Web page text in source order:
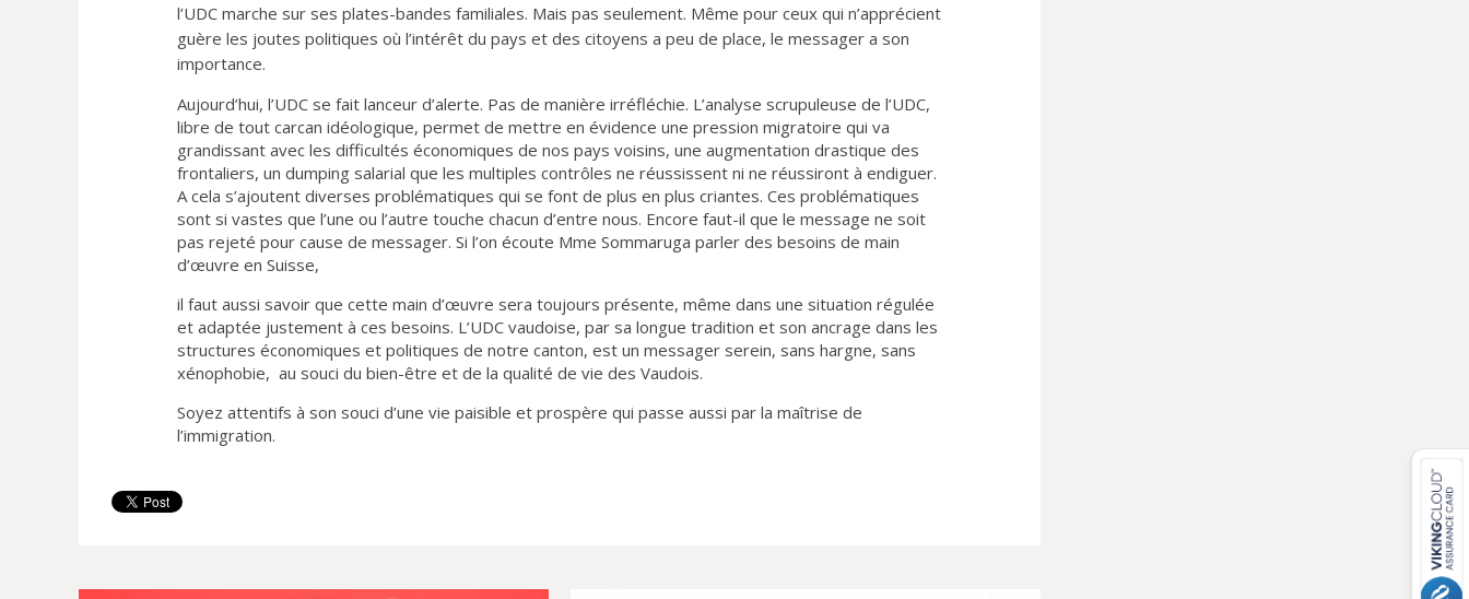
l’UDC marche sur ses plates-bandes familiales. Mais pas seulement. Même pour ceux qui n’apprécient
guère les joutes politiques où l’intérêt du pays et des citoyens a peu de place, le messager a son
importance.
Aujourd’hui, l’UDC se fait lanceur d’alerte. Pas de manière irréfléchie. L’analyse scrupuleuse de l’UDC,
libre de tout carcan idéologique, permet de mettre en évidence une pression migratoire qui va
grandissant avec les difficultés économiques de nos pays voisins, une augmentation drastique des
frontaliers, un dumping salarial que les multiples contrôles ne réussissent ni ne réussiront à endiguer.
A cela s’ajoutent diverses problématiques qui se font de plus en plus criantes. Ces problématiques
sont si vastes que l’une ou l’autre touche chacun d’entre nous. Encore faut-il que le message ne soit
pas rejeté pour cause de messager. Si l’on écoute Mme Sommaruga parler des besoins de main
d’œuvre en Suisse,
il faut aussi savoir que cette main d’œuvre sera toujours présente, même dans une situation régulée
et adaptée justement à ces besoins. L’UDC vaudoise, par sa longue tradition et son ancrage dans les
structures économiques et politiques de notre canton, est un messager serein, sans hargne, sans
xénophobie, au souci du bien-être et de la qualité de vie des Vaudois.
Soyez attentifs à son souci d’une vie paisible et prospère qui passe aussi par la maîtrise de
l’immigration.